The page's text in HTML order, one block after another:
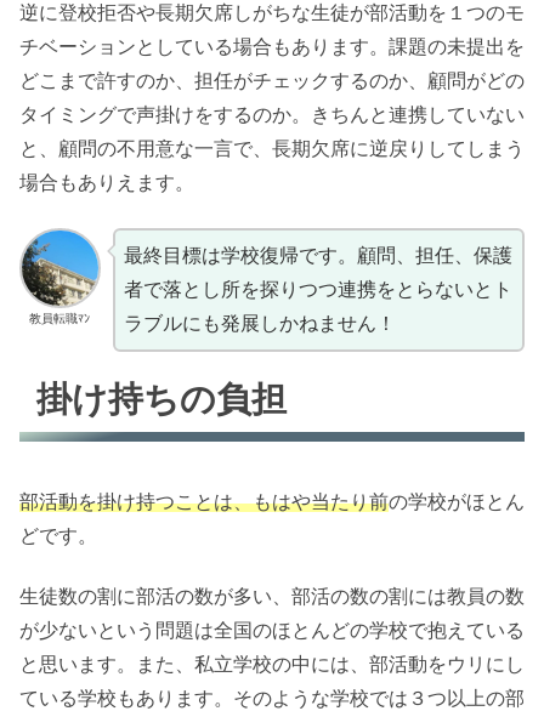
逆に登校拒否や長期欠席しがちな生徒が部活動を１つのモ
チベーションとしている場合もあります。課題の未提出を
どこまで許すのか、担任がチェックするのか、顧問がどの
タイミングで声掛けをするのか。きちんと連携していない
と、顧問の不用意な一言で、長期欠席に逆戻りしてしまう
場合もありえます。
教員転職ﾏﾝ
最終目標は学校復帰です。顧問、担任、保護
者で落とし所を探りつつ連携をとらないとト
ラブルにも発展しかねません！
掛け持ちの負担
部活動を掛け持つことは、もはや当たり前の学校がほとん
どです。
生徒数の割に部活の数が多い、部活の数の割には教員の数
が少ないという問題は全国のほとんどの学校で抱えている
と思います。また、私立学校の中には、部活動をウリにし
ている学校もあります。そのような学校では３つ以上の部